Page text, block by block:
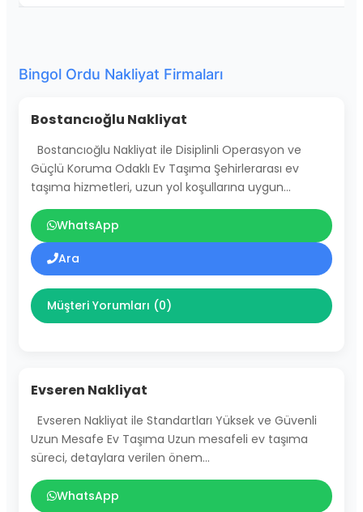
Bingol Ordu Nakliyat Firmaları
Bostancıoğlu Nakliyat
Bostancıoğlu Nakliyat ile Disiplinli Operasyon ve
Güçlü Koruma Odaklı Ev Taşıma Şehirlerarası ev
taşıma hizmetleri, uzun yol koşullarına uygun…
WhatsApp
Ara
Müşteri Yorumları (0)
Evseren Nakliyat
Evseren Nakliyat ile Standartları Yüksek ve Güvenli
Uzun Mesafe Ev Taşıma Uzun mesafeli ev taşıma
süreci, detaylara verilen önem…
WhatsApp